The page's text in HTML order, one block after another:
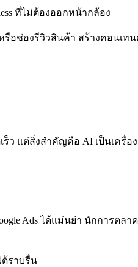
ที่ไม่ต้องออกหน้ากล้อง
รือช่องรีวิวสินค้า สร้างคอนเ
เร็ว แต่สิ่งสำคัญคือ AI เป็นเค
Ads ได้แม่นยำ นักการตล
ด้ราบรื่น